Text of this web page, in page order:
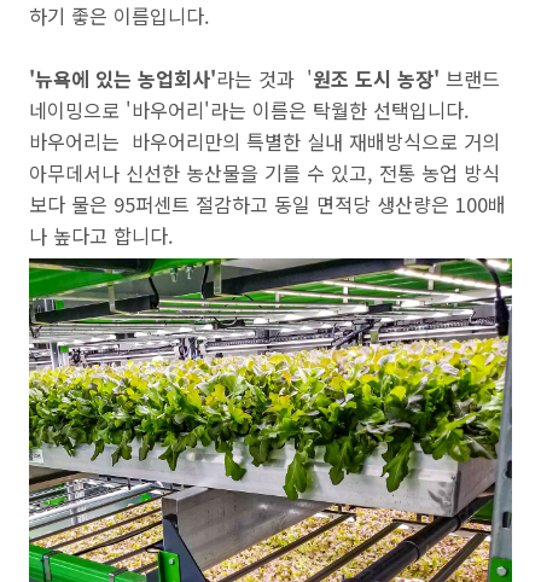
하기 좋은 이름입니다.
'뉴욕에 있는 농업회사'라는 것과 '원조 도시 농장' 브랜드
네이밍으로 '바우어리'라는 이름은 탁월한 선택입니다.
바우어리는 바우어리만의 특별한 실내 재배방식으로 거의
아무데서나 신선한 농산물을 기를 수 있고, 전통 농업 방식
보다 물은 95퍼센트 절감하고 동일 면적당 생산량은 100배
나 높다고 합니다.